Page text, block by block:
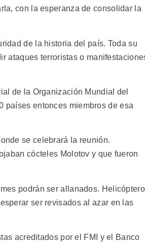
con la esperanza de consolidar la
de la historia del país. Toda su
ataques terroristas o
de la Organización Mundial del
países entonces miembros de esa
se celebrará la reunión.
cócteles Molotov y que fueron
podrán ser allanados.
ser revisados al azar en las
acreditados por el FMI y el Banco